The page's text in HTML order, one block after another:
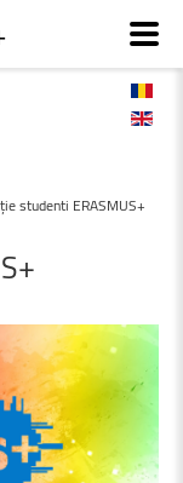
studenti ERASMUS+